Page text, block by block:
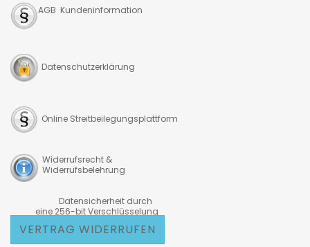
AGB Kundeninformation
Datenschutzerklärung
Online Streitbeilegungsplattform
Widerrufsrecht &
Widerrufsbelehrung
Datensicherheit durch
eine 256-bit Verschlüsselung
VERTRAG WIDERRUFEN